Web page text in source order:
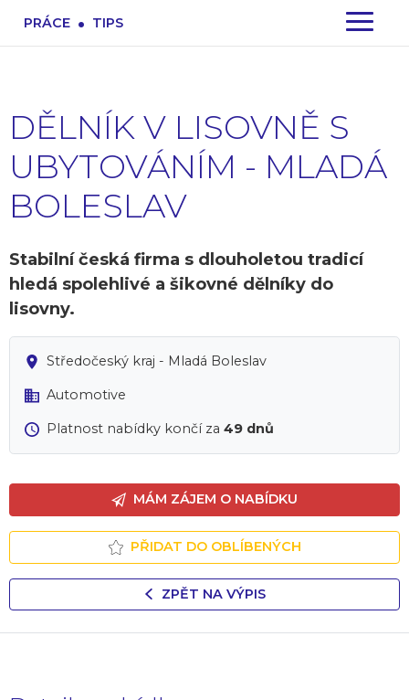
PRÁCE . TIPS
DĚLNÍK V LISOVNĚ S
UBYTOVÁNÍM - MLADÁ
BOLESLAV
Stabilní česká firma s dlouholetou tradicí
hledá spolehlivé a šikovné dělníky do
lisovny.
Středočeský kraj - Mladá Boleslav
Automotive
Platnost nabídky končí za 49 dnů
MÁM ZÁJEM O NABÍDKU
PŘIDAT DO OBLÍBENÝCH
ZPĚT NA VÝPIS